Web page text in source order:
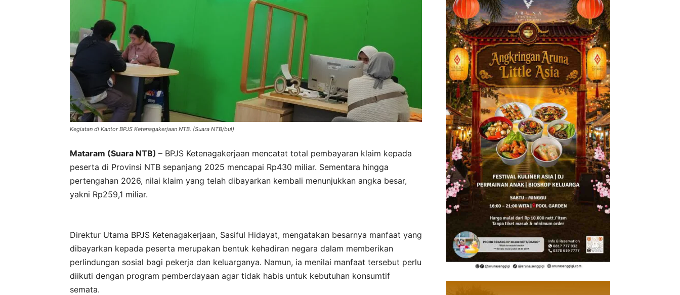
Kegiatan di Kantor BPJS Ketenagakerjaan NTB. (Suara NTB/bul)
Mataram (Suara NTB) – BPJS Ketenagakerjaan mencatat total pembayaran klaim kepada
peserta di Provinsi NTB sepanjang 2025 mencapai Rp430 miliar. Sementara hingga
pertengahan 2026, nilai klaim yang telah dibayarkan kembali menunjukkan angka besar,
yakni Rp259,1 miliar.
Direktur Utama BPJS Ketenagakerjaan, Sasiful Hidayat, mengatakan besarnya manfaat yang
dibayarkan kepada peserta merupakan bentuk kehadiran negara dalam memberikan
perlindungan sosial bagi pekerja dan keluarganya. Namun, ia menilai manfaat tersebut perlu
diikuti dengan program pemberdayaan agar tidak habis untuk kebutuhan konsumtif
semata.